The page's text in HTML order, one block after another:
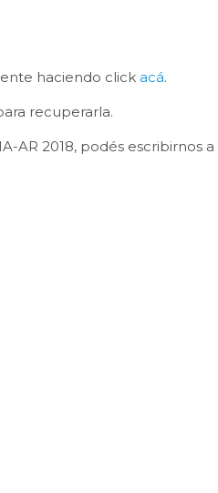
haciendo click acá.
recuperarla.
AR 2018, podés escribirnos a